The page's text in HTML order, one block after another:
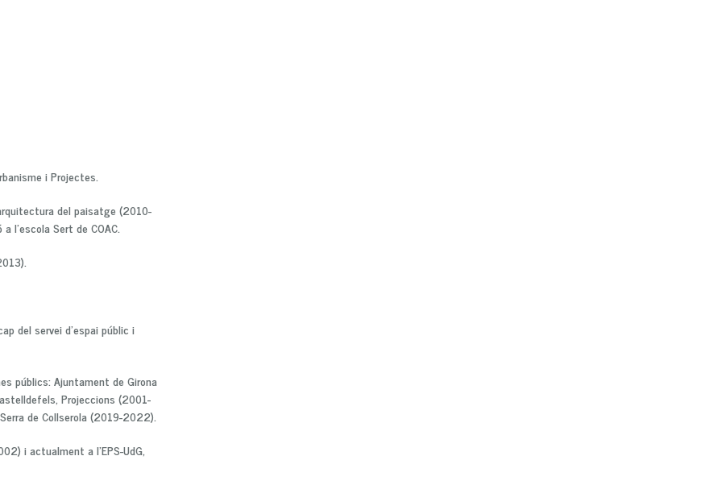
i Projectes.
del paisatge (2010-
l’escola Sert de COAC.
del servei d’espai públic i
públics: Ajuntament de Girona
Projeccions (2001-
de Collserola (2019-2022).
i actualment a l’EPS-UdG,